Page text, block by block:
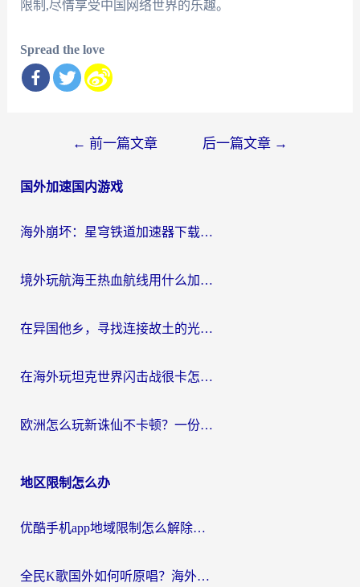
限制,尽情享受中国网络世界的乐趣。
Spread the love
导
← 前一篇文章 后一篇文章 →
国外加速国内游戏
海外崩坏：星穹铁道加速器下载安装：一份给游子的终极网络指南
境外玩航海王热血航线用什么加速器？2026海外玩家实测最优方案（附欧洲问道堡垒前线加速技巧）
在异国他乡，寻找连接故土的光明大陆免费加速器
在海外玩坦克世界闪击战很卡怎么办？老玩家亲测有效的加速器选择指南
欧洲怎么玩新诛仙不卡顿？一份给海外游子的国服游戏畅玩指南
地区限制怎么办
优酷手机app地域限制怎么解除？海外党亲测有效的追剧方案
全民K歌国外如何听原唱？海外党亲测有效的回国加速器选择指南